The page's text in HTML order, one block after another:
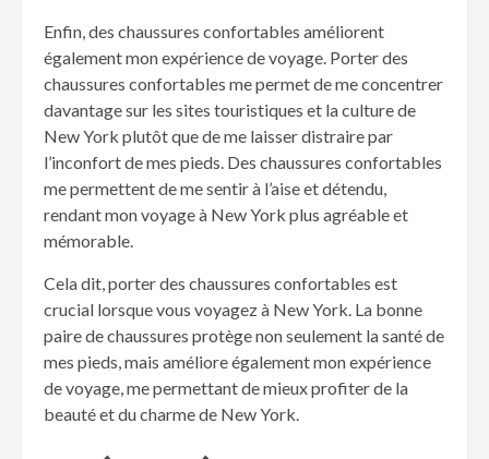
Enfin, des chaussures confortables améliorent
également mon expérience de voyage. Porter des
chaussures confortables me permet de me concentrer
davantage sur les sites touristiques et la culture de
New York plutôt que de me laisser distraire par
l’inconfort de mes pieds. Des chaussures confortables
me permettent de me sentir à l’aise et détendu,
rendant mon voyage à New York plus agréable et
mémorable.
Cela dit, porter des chaussures confortables est
crucial lorsque vous voyagez à New York. La bonne
paire de chaussures protège non seulement la santé de
mes pieds, mais améliore également mon expérience
de voyage, me permettant de mieux profiter de la
beauté et du charme de New York.